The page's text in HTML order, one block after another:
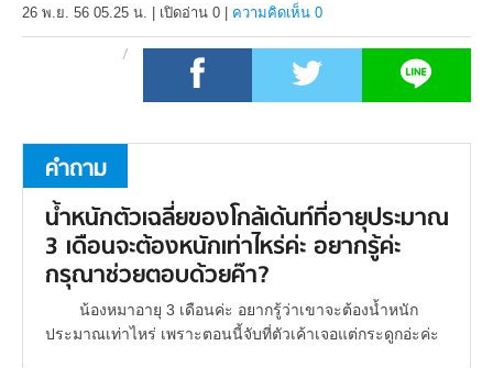
26 พ.ย. 56 05.25 น. เปิดอ่าน 0 ความคิดเห็น 0
คำถาม
น้ำหนักตัวเฉลี่ยของโกล้เด้นท์ที่อายุประมาณ
3 เดือนจะต้องหนักเท่าไหร่ค่ะ อยากรู้ค่ะ
กรุณาช่วยตอบด้วยค๊า?
น้องหมาอายุ 3 เดือนค่ะ อยากรู้ว่าเขาจะต้องน้ำหนัก
ประมาณเท่าไหร่ เพราะตอนนี้จับที่ตัวเค้าเจอแต่กระดูกอ่ะค่ะ